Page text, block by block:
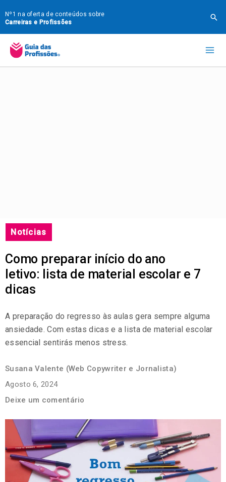
para
o
conteúdo
Nº1 na oferta de conteúdos sobre
Carreiras e Profissões
Notícias
Como preparar início do ano
letivo: lista de material escolar e 7
dicas
A preparação do regresso às aulas gera sempre alguma
ansiedade. Com estas dicas e a lista de material escolar
essencial sentirás menos stress.
Susana Valente (Web Copywriter e Jornalista)
Agosto 6, 2024
Deixe um comentário